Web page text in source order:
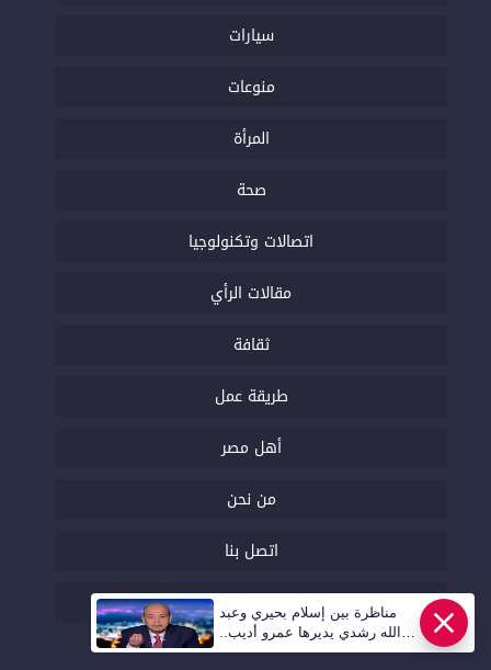
سيارات
منوعات
المرأة
صحة
اتصالات وتكنولوجيا
مقالات الرأي
ثقافة
طريقة عمل
أهل مصر
من نحن
اتصل بنا
السياسة التحريرية
مناظرة بين إسلام بحيري وعبد
الله رشدي يديرها عمرو أديب..
قريبا | أهل مصر